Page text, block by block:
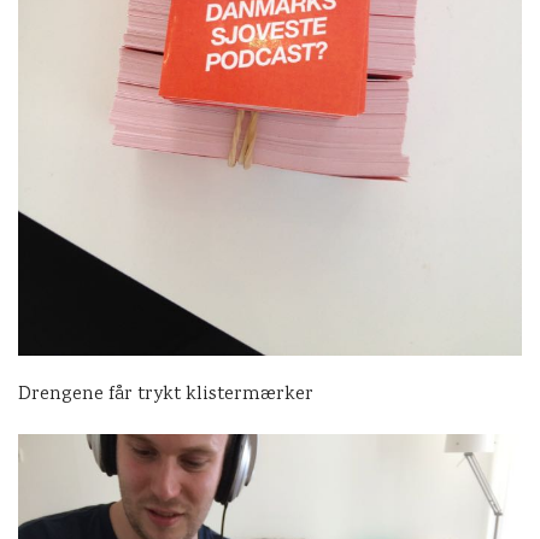
Drengene får trykt klistermærker